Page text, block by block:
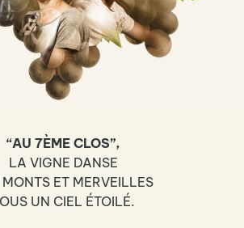
“AU 7ÈME CLOS”,
LA VIGNE DANSE
MONTS ET MERVEILLES
UN CIEL ÉTOILÉ.